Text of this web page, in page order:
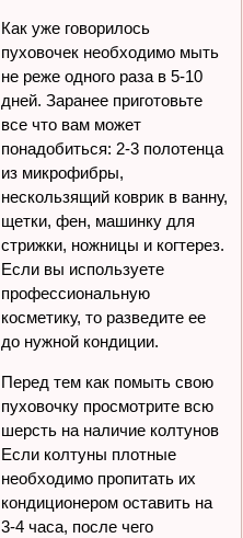
Как уже говорилось
пуховочек необходимо мыть
не реже одного раза в 5-10
дней. Заранее приготовьте
все что вам может
понадобиться: 2-3 полотенца
из микрофибры,
нескользящий коврик в ванну,
щетки, фен, машинку для
стрижки, ножницы и когтерез.
Если вы используете
профессиональную
косметику, то разведите ее
до нужной кондиции.
Перед тем как помыть свою
пуховочку просмотрите всю
шерсть на наличие колтунов
Если колтуны плотные
необходимо пропитать их
кондиционером оставить на
3-4 часа, после чего